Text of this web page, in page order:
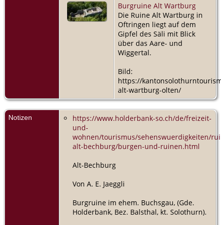
Burgruine Alt Wartburg
Die Ruine Alt Wartburg in
Oftringen liegt auf dem
Gipfel des Säli mit Blick
über das Aare- und
Wiggertal.
Bild:
https://
alt-wartburg-olten/
Notizen
https://www.holderbank-so.ch/de/freizeit-
und-
wohnen/tourismus/sehenswuerdigkeiten/
alt-bechburg/burgen-und-ruinen.html
Alt-Bechburg
Von A. E. Jaeggli
Burgruine im ehem. Buchsgau, (Gde.
Holderbank, Bez. Balsthal, kt. Solothurn).